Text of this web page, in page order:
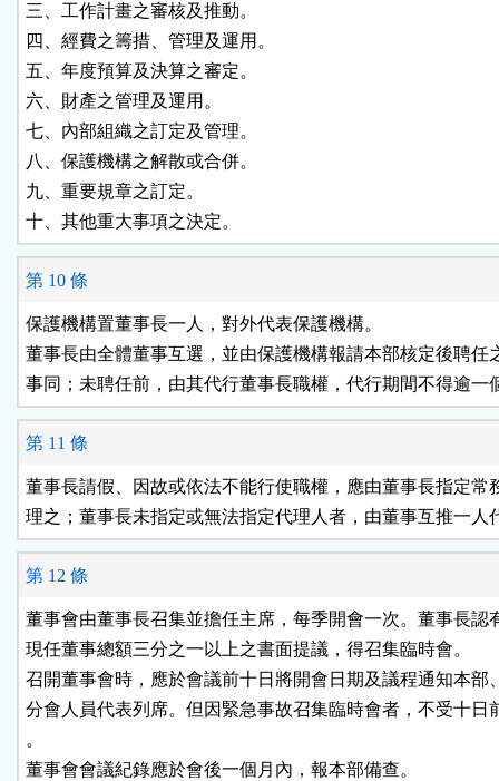
三、工作計畫之審核及推動。
四、經費之籌措、管理及運用。
五、年度預算及決算之審定。
六、財產之管理及運用。
七、內部組織之訂定及管理。
八、保護機構之解散或合併。
九、重要規章之訂定。
十、其他重大事項之決定。
第 10 條
保護機構置董事長一人，對外代表保護機構。
董事長由全體董事互選，並由保護機構報請本部核定後聘任
事同；未聘任前，由其代行董事長職權，代行期間不得逾一
第 11 條
董事長請假、因故或依法不能行使職權，應由董事長指定常
理之；董事長未指定或無法指定代理人者，由董事互推一人
第 12 條
董事會由董事長召集並擔任主席，每季開會一次。董事長認
現任董事總額三分之一以上之書面提議，得召集臨時會。
召開董事會時，應於會議前十日將開會日期及議程通知本部
分會人員代表列席。但因緊急事故召集臨時會者，不受十日
。
董事會會議紀錄應於會後一個月內，報本部備查。